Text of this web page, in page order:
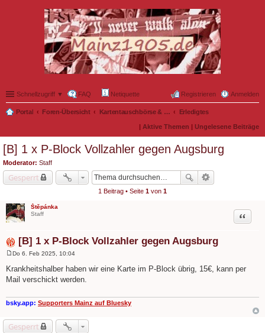
Schnellzugriff ▼ FAQ Netiquette Anmelden
Registrieren
Portal Foren-Übersicht Kartentauschbörse & Mitfahrgelegenheiten Erledigtes
| Aktive Themen | Ungelesene Beiträge
[B] 1 x P-Block Vollzahler gegen Augsburg
Moderator: Staff
Gesperrt
1 Beitrag • Seite 1 von 1
Štěpánka
Staff
[B] 1 x P-Block Vollzahler gegen Augsburg
Zitat
t
g
Do 6. Feb 2025, 10:04
Krankheitshalber haben wir eine Karte im P-Block übrig, 15€, kann per
Mail verschickt werden.
bsky.app: Supporters Mainz auf Bluesky
Gesperrt